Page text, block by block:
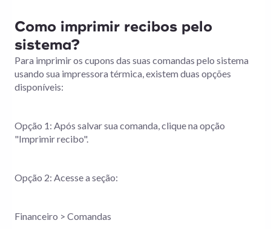
Como imprimir recibos pelo
sistema?
Para imprimir os cupons das suas comandas pelo sistema
usando sua impressora térmica, existem duas opções
disponíveis:
Opção 1: Após salvar sua comanda, clique na opção
"Imprimir recibo".
Opção 2: Acesse a seção:
Financeiro > Comandas